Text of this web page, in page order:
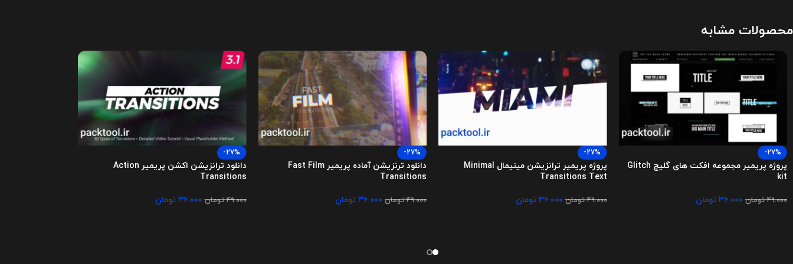
محصولات مشابه
-27%
پروژه پریمیر مجموعه افکت های گلیچ Glitch
kit
۴۹.۰۰۰تومان ۳۶.۰۰۰ تومان
-27%
پروژه پریمیر ترانزیشن مینیمال Minimal
Transitions Text
۴۹.۰۰۰تومان ۳۶.۰۰۰ تومان
-27%
دانلود ترنزیشن آماده پریمیر Fast Film
Transitions
۴۹.۰۰۰تومان ۳۶.۰۰۰ تومان
-27%
دانلود ترانزیشن اکشن پریمیر Action
Transitions
۴۹.۰۰۰تومان ۳۶.۰۰۰ تومان